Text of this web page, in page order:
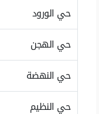
حي الورود
حي الهجن
حي النهضة
حي النظيم